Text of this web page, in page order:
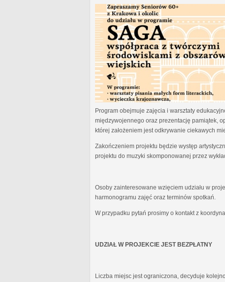
Program obejmuje zajęcia i warsztaty
międzywojennego oraz prezentację pamiątek,
której założeniem jest odkrywanie ciekawych
Zakończeniem projektu będzie występ
projektu do muzyki skomponowanej przez
Osoby zainteresowane wzięciem udziału w
harmonogramu zajęć oraz terminów spotkań.
W przypadku pytań prosimy o kontakt z
UDZIAŁ W PROJEKCIE JEST BEZPŁATNY
Liczba miejsc jest ograniczona, decyduje